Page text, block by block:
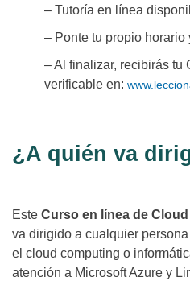
– Tutoría en línea
– Ponte tu propio
– Al finalizar, recibirás tu
verificable en:
¿A quién va
Este Curso en línea de
va dirigido a cualquier
el cloud computing o
atención a Microsoft Azure y